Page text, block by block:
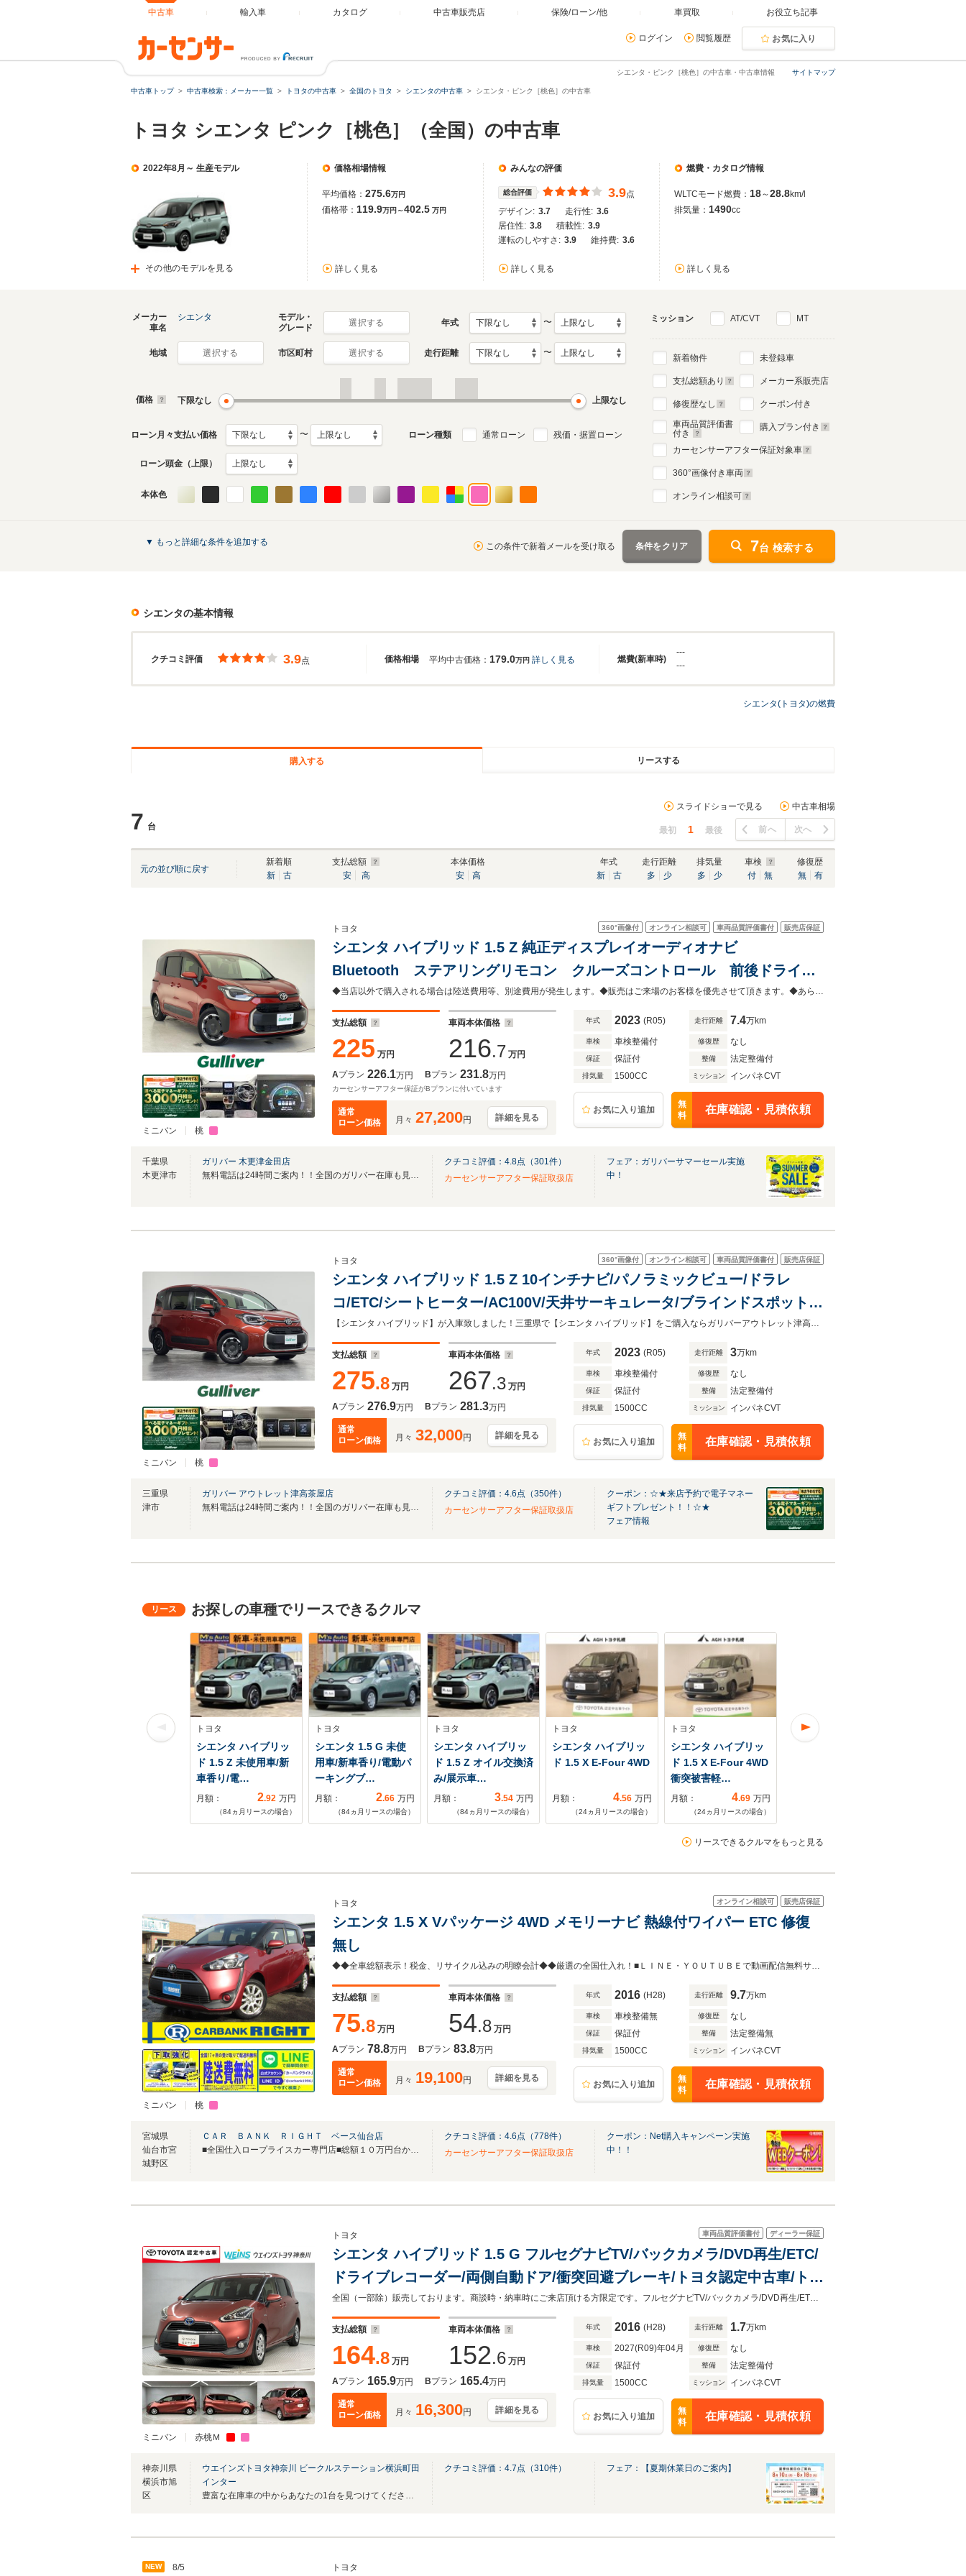
中古車 輸入車 カタログ 中古車販売店 保険/ローン/他 車買取 お役立ち記事
ログイン 閲覧履歴 お気に入り
サイトマップ
シエンタ・ピンク［桃色］の中古車・中古車情報
中古車トップ 中古車検索：メーカー一覧 トヨタの中古車 全国のトヨタ シエンタの中古車 シエンタ・ピンク［桃色］の中古車
トヨタ シエンタ ピンク［桃色］（全国）の中古車
2022年8月～ 生産モデル
その他のモデルを見る
価格相場情報
平均価格： 275.6万円
価格帯： 119.9万円～402.5 万円
詳しく見る
みんなの評価
総合評価 3.9点
デザイン: 3.7 走行性: 3.6
居住性: 3.8 積載性: 3.9
運転のしやすさ: 3.9 維持費: 3.6
詳しく見る
燃費・カタログ情報
WLTCモード燃費： 18～28.8km/l
排気量： 1490cc
詳しく見る
シエンタのカタログを見る
メーカー
車名
シエンタ
モデル・
グレード
選択する 年式 〜
地域 選択する 市区町村 選択する 走行距離 〜
価格 下限なし 上限なし
ローン月々支払い価格 〜 ローン種類 通常ローン 残価・据置ローン
ローン頭金（上限）
本体色
ミッション AT/CVT MT
新着物件
支払総額あり
修復歴なし
車両品質評価書
付き
未登録車
メーカー系販売店
クーポン付き
購入プラン付き
カーセンサーアフター保証対象車
360°画像付き車両
オンライン相談可
▼ もっと詳細な条件を追加する この条件で新着メールを受け取る 条件をクリア 7台 検索する
シエンタの基本情報
クチコミ評価 価格相場 燃費(新車時)
3.9点 平均中古価格： 179.0万円 詳しく見る
---
---
シエンタ(トヨタ)の燃費
購入する リースする
7 台
スライドショーで見る 中古車相場
最初 1 最後 前へ 次へ
元の並び順に戻す
新着順
新
古
支払総額
安
高
本体価格
安
高
年式
新
古
走行距離
多
少
排気量
多
少
車検
付
無
修復歴
無
有
ミニバン 桃
360°画像付 オンライン相談可 車両品質評価書付 販売店保証
トヨタ
シエンタ ハイブリッド 1.5 Z 純正ディスプレイオーディオナビ
Bluetooth ステアリングリモコン クルーズコントロール 前後ドライブ
レコーダー ビルトインETC 両側パワースライドドア 前後コーナーセン
サー ISOFIX
◆当店以外で購入される場合は陸送費用等、別途費用が発生します。◆販売はご来場のお客様を優先させて頂きます。◆あらかじめご確認下さい※販売は一般のお客様に限ります。
支払総額
225 万円
車両本体価格
216.7 万円
Aプラン 226.1万円 Bプラン 231.8万円
カーセンサーアフター保証がBプランに付いています
通常
ローン価格
月々 27,200円 詳細を見る
年式 2023 (R05) 走行距離 7.4万km
車検 車検整備付 修復歴 なし
保証 保証付 整備 法定整備付
排気量 1500CC ミッション インパネCVT
お気に入り追加
無
料
在庫確認・見積依頼
千葉県
木更津市
ガリバー 木更津金田店
無料電話は24時間ご案内！！全国のガリバー在庫も見たい方は一括照会が可能です！
クチコミ評価： 4.8点（301件）
カーセンサーアフター保証取扱店
フェア：ガリバーサマーセール実施
中！
ミニバン 桃
360°画像付 オンライン相談可 車両品質評価書付 販売店保証
トヨタ
シエンタ ハイブリッド 1.5 Z 10インチナビ/パノラミックビュー/ドラレ
コ/ETC/シートヒーター/AC100V/天井サーキュレータ/ブラインドスポットモ
ニター/衝突被害軽減/レーダークルコン/PKSB/アダプティブハイビーム
【シエンタ ハイブリッド】が入庫致しました！三重県で【シエンタ ハイブリッド】をご購入ならガリバーアウトレット津高茶屋店で！！
支払総額
275.8 万円
車両本体価格
267.3 万円
Aプラン 276.9万円 Bプラン 281.3万円
通常
ローン価格
月々 32,000円 詳細を見る
年式 2023 (R05) 走行距離 3万km
車検 車検整備付 修復歴 なし
保証 保証付 整備 法定整備付
排気量 1500CC ミッション インパネCVT
お気に入り追加
無
料
在庫確認・見積依頼
三重県
津市
ガリバー アウトレット津高茶屋店
無料電話は24時間ご案内！！全国のガリバー在庫も見たい方は一括照会が可能です！
クチコミ評価： 4.6点（350件）
カーセンサーアフター保証取扱店
クーポン：☆★来店予約で電子マネー
ギフトプレゼント！！☆★
フェア情報
お探しの車種でリースできるクルマ
トヨタ
シエンタ ハイブリッ
ド 1.5 Z 未使用車/新
車香り/電…
月額： 2.92 万円
（84ヵ月リースの場合）
トヨタ
シエンタ 1.5 G 未使
用車/新車香り/電動パ
ーキングブ…
月額： 2.66 万円
（84ヵ月リースの場合）
トヨタ
シエンタ ハイブリッ
ド 1.5 Z オイル交換済
み/展示車…
月額： 3.54 万円
（84ヵ月リースの場合）
トヨタ
シエンタ ハイブリッ
ド 1.5 X E-Four 4WD
月額： 4.56 万円
（24ヵ月リースの場合）
トヨタ
シエンタ ハイブリッ
ド 1.5 X E-Four 4WD
衝突被害軽…
月額： 4.69 万円
（24ヵ月リースの場合）
トヨタ
リースできるクルマをもっと見る
ミニバン 桃
オンライン相談可 販売店保証
トヨタ
シエンタ 1.5 X Vパッケージ 4WD メモリーナビ 熱線付ワイパー ETC 修復
無し
支払総額
75.8 万円
車両本体価格
54.8 万円
Aプラン 78.8万円 Bプラン 83.8万円
通常
ローン価格
月々 19,100円 詳細を見る
年式 2016 (H28) 走行距離 9.7万km
車検 車検整備無 修復歴 なし
保証 保証付 整備 法定整備無
排気量 1500CC ミッション インパネCVT
お気に入り追加
無
料
在庫確認・見積依頼
宮城県
仙台市宮
城野区
ＣＡＲ ＢＡＮＫ ＲＩＧＨＴ ベース仙台店
クチコミ評価： 4.6 点（778件）
カーセンサーアフター保証取扱店
クーポン：Net購入キャンペーン実施
中！！
ミニバン 赤桃Ｍ
車両品質評価書付 ディーラー保証
トヨタ
シエンタ ハイブリッド 1.5 G フルセグナビTV/バックカメラ/DVD再生/ETC/
ドライブレコーダー/両側自動ドア/衝突回避ブレーキ/トヨタ認定中古車/トヨ
タロングラン保証
支払総額
164.8 万円
車両本体価格
152.6 万円
Aプラン 165.9万円 Bプラン 165.4万円
通常
ローン価格
月々 16,300円 詳細を見る
年式 2016 (H28) 走行距離 1.7万km
車検 2027(R09)年04月 修復歴 なし
保証 保証付 整備 法定整備付
排気量 1500CC ミッション インパネCVT
お気に入り追加
無
料
在庫確認・見積依頼
神奈川県
横浜市旭
区
ウエインズトヨタ神奈川 ビークルステーション横浜町田
インター
クチコミ評価： 4.7 点（310件） フェア：【夏期休業日のご案内】
NEW 8/5 トヨタ